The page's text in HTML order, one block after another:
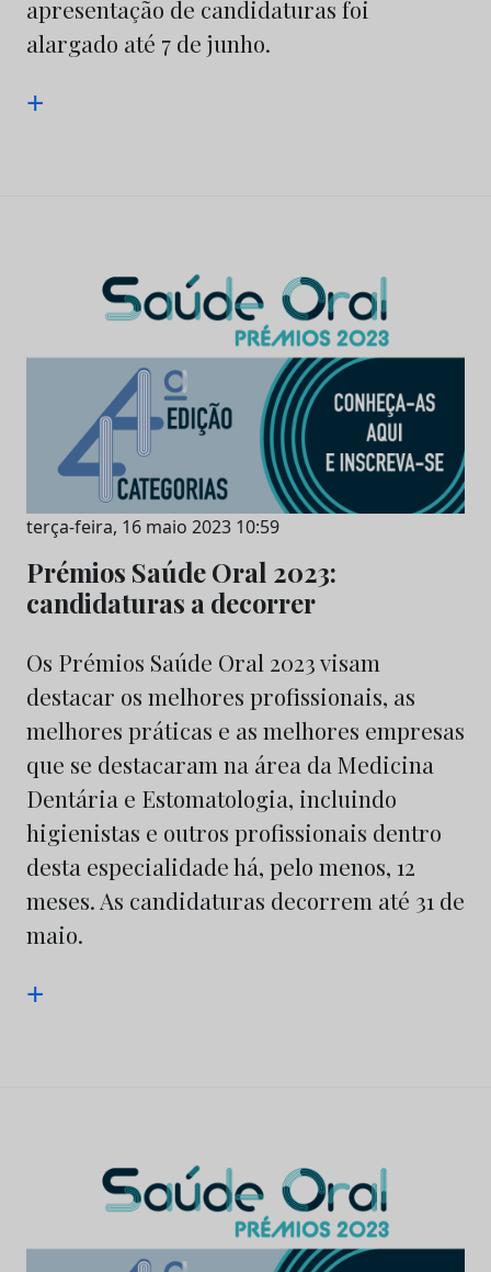
apresentação de candidaturas foi
alargado até 7 de junho.
+
terça-feira, 16 maio 2023 10:59
Prémios Saúde Oral 2023:
candidaturas a decorrer
Os Prémios Saúde Oral 2023 visam
destacar os melhores profissionais, as
melhores práticas e as melhores empresas
que se destacaram na área da Medicina
Dentária e Estomatologia, incluindo
higienistas e outros profissionais dentro
desta especialidade há, pelo menos, 12
meses. As candidaturas decorrem até 31 de
maio.
+